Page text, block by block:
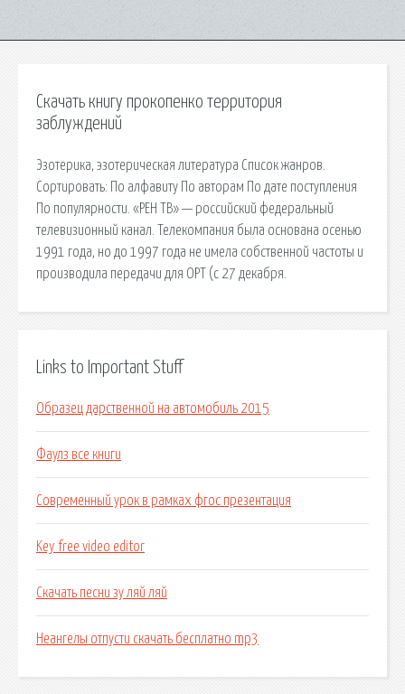
Скачать книгу прокопенко территория
заблуждений
Эзотерика, эзотерическая литература Список жанров.
Сортировать: По алфавиту По авторам По дате поступления
По популярности. «РЕН ТВ» — российский федеральный
телевизионный канал. Телекомпания была основана осенью
1991 года, но до 1997 года не имела собственной частоты и
производила передачи для ОРТ (с 27 декабря.
Links to Important Stuff
Образец дарственной на автомобиль 2015
Фаулз все книги
Современный урок в рамках фгос презентация
Key free video editor
Скачать песни зу ляй ляй
Неангелы отпусти скачать бесплатно mp3